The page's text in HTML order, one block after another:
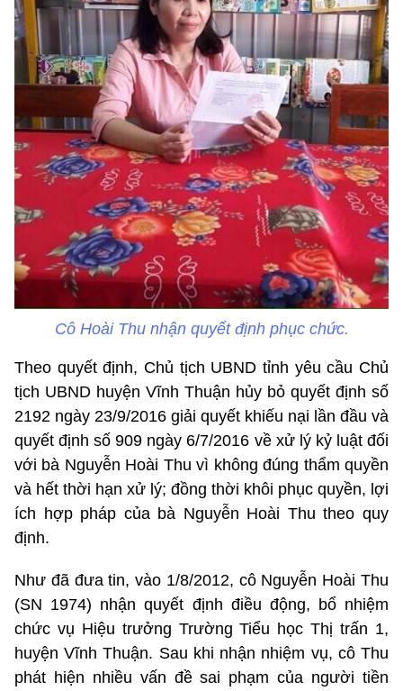
Cô Hoài Thu nhận quyết định phục chức.
Theo quyết định, Chủ tịch UBND tỉnh yêu cầu Chủ
tịch UBND huyện Vĩnh Thuận hủy bỏ quyết định số
2192 ngày 23/9/2016 giải quyết khiếu nại lần đầu và
quyết định số 909 ngày 6/7/2016 về xử lý kỷ luật đối
với bà Nguyễn Hoài Thu vì không đúng thẩm quyền
và hết thời hạn xử lý; đồng thời khôi phục quyền, lợi
ích hợp pháp của bà Nguyễn Hoài Thu theo quy
định.
Như đã đưa tin, vào 1/8/2012, cô Nguyễn Hoài Thu
(SN 1974) nhận quyết định điều động, bổ nhiệm
chức vụ Hiệu trưởng Trường Tiểu học Thị trấn 1,
huyện Vĩnh Thuận. Sau khi nhận nhiệm vụ, cô Thu
phát hiện nhiều vấn đề sai phạm của người tiền